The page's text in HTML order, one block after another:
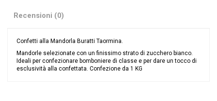
Recensioni (0)
Confetti alla Mandorla Buratti Taormina.
Mandorle selezionate con un finissimo strato di zucchero bianco.
Ideali per confezionare bomboniere di classe e per dare un tocco di
esclusività alla confettata. Confezione da 1 KG